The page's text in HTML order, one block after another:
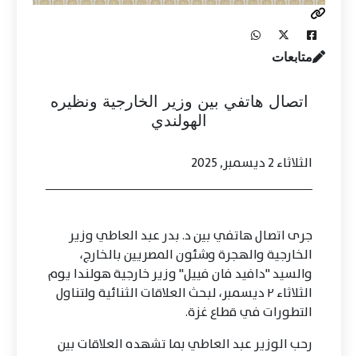
متابعات
اتصال هاتفي بين وزير الخارجية ونظيره
الهولندي
الثلاثاء 2 ديسمبر, 2025
جرى اتصال هاتفي بين د. بدر عبد العاطي وزير
الخارجية والهجرة وشئون المصريين بالخارج،
والسيد "دافيد فان فييل" وزير خارجية هولندا يوم
الثلاثاء ٢ ديسمبر، لبحث العلاقات الثنائية ولتناول
التطورات في قطاع غزة.
رحب الوزير عبد العاطي بما تشهده العلاقات بين